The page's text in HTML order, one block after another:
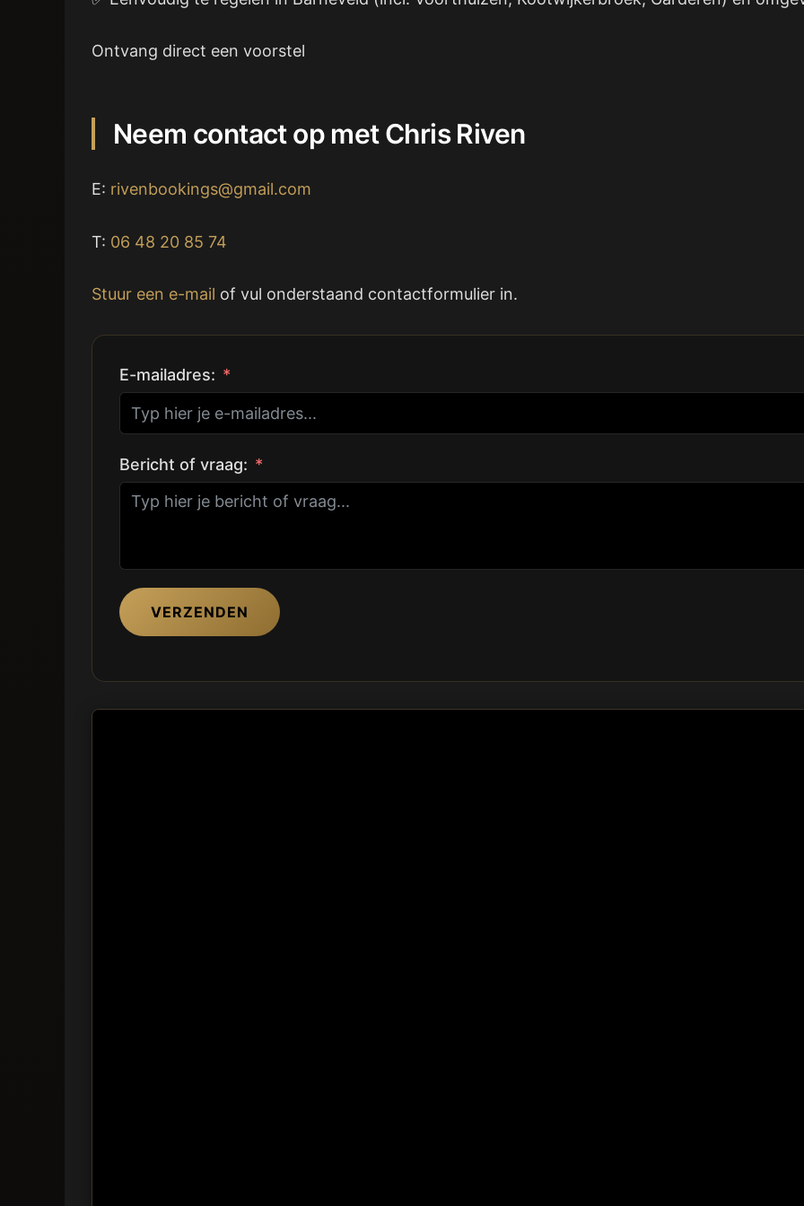
Ontvang direct een voorstel
Neem contact op met Chris Riven
E: rivenbookings@gmail.com
T: 06 48 20 85 74
Stuur een e-mail of vul onderstaand contactformulier in.
E-mailadres:
Bericht of vraag:
VERZENDEN